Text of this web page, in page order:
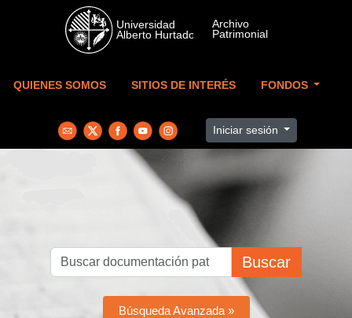
Skip to main content
QUIENES SOMOS SITIOS DE INTERÉS FONDOS
Iniciar sesión
Buscar
Búsqueda Avanzada »